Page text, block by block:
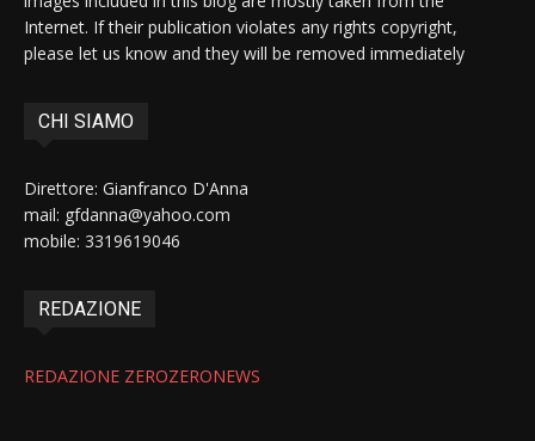
Internet. If their publication violates any rights copyright,
please let us know and they will be removed immediately
CHI SIAMO
Direttore: Gianfranco D'Anna
mail: gfdanna@yahoo.com
mobile: 3319619046
REDAZIONE
REDAZIONE ZEROZERONEWS